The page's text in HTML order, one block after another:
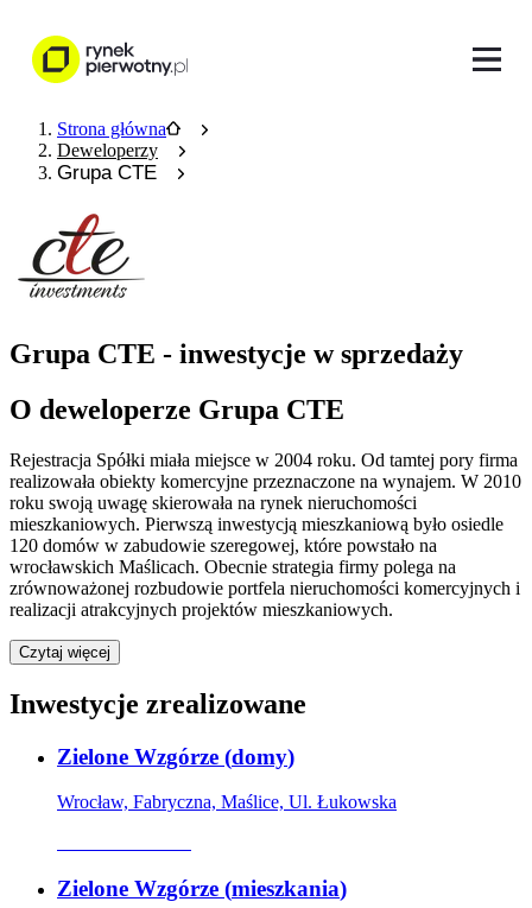
Strona główna
Deweloperzy
Grupa CTE
Grupa CTE - inwestycje w sprzedaży
O deweloperze Grupa CTE
Rejestracja Spółki miała miejsce w 2004 roku. Od tamtej pory firma
realizowała obiekty komercyjne przeznaczone na wynajem. W 2010
roku swoją uwagę skierowała na rynek nieruchomości
mieszkaniowych. Pierwszą inwestycją mieszkaniową było osiedle
120 domów w zabudowie szeregowej, które powstało na
wrocławskich Maślicach. Obecnie strategia firmy polega na
zrównoważonej rozbudowie portfela nieruchomości komercyjnych i
realizacji atrakcyjnych projektów mieszkaniowych.
Czytaj więcej
Inwestycje zrealizowane
Zielone Wzgórze (domy)
Wrocław, Fabryczna, Maślice, Ul. Łukowska
Zielone Wzgórze (mieszkania)